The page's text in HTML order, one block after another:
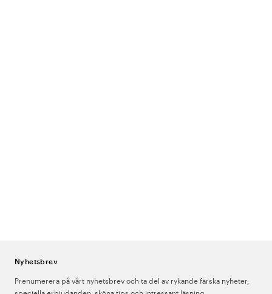
Nyhetsbrev
Prenumerera på vårt nyhetsbrev och ta del av rykande färska nyheter,